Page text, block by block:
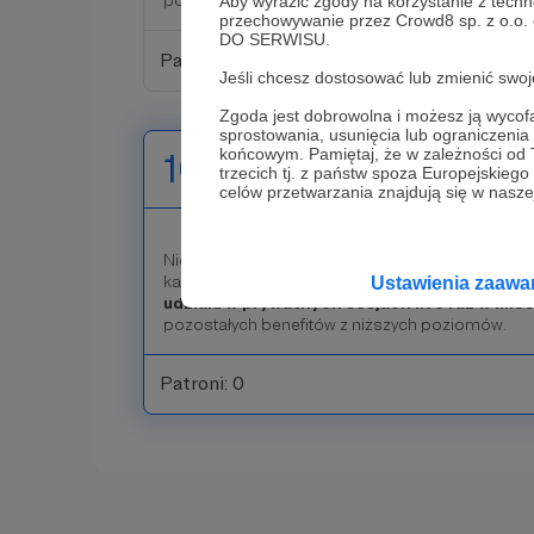
przechowywanie przez Crowd8 sp. z
DO SERWISU.
Jeśli chcesz dostosować lub zmienić
Zgoda jest dobrowolna i możesz ją
sprostowania, usunięcia lub
końcowym. Pamiętaj, że w zależności
trzecich tj. z państw spoza
celów przetwarzania znajdują się w
Ustawienia
Patroni: 1
100 zł miesięcznie
Nie mogę uwierzyć, że naprawdę to zrobiłeś/
kanału musi być naprawdę wielka! Na tym
udziału w prywatnych sesjach live raz w
pozostałych benefitów z niższych poziomów.
Patroni: 0